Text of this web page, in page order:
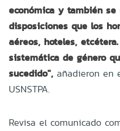
económica y también
disposiciones que los
aéreos, hoteles,
sistemática de género
sucedido", añadieron en
USNSTPA.
Revisa el comunicado